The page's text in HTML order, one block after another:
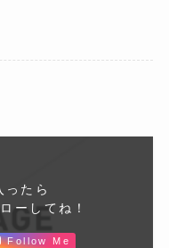
ったら
ーしてね！
Follow Me